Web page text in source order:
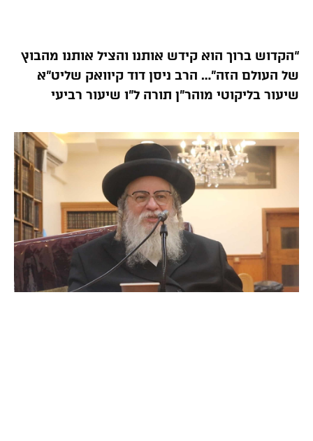
“הקדוש ברוך הוא קידש אותנו והציל אותנו מהבוץ
של העולם הזה”… הרב ניסן דוד קיוואק שליט”א
שיעור בליקוטי מוהר”ן תורה ל”ו שיעור רביעי